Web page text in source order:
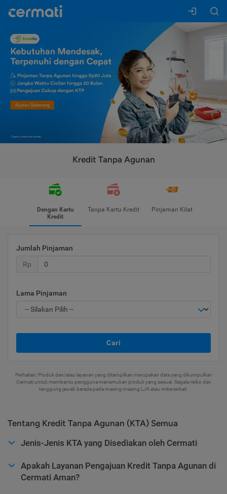
Kredit Tanpa Agunan
Dengan Kartu
Kredit
Tanpa Kartu Kredit Pinjaman Kilat
Jumlah Pinjaman
Rp
Lama Pinjaman
Cari
Perhatian: Produk dan/atau layanan yang ditampilkan merupakan data yang dikumpulkan
Cermati untuk membantu pengguna menemukan produk yang sesuai. Segala risiko dan
tanggung jawab berada pada masing-masing LJK atau mitra terkait.
Tentang Kredit Tanpa Agunan (KTA) Semua
Jenis-Jenis KTA yang Disediakan oleh Cermati
Apakah Layanan Pengajuan Kredit Tanpa Agunan di
Cermati Aman?